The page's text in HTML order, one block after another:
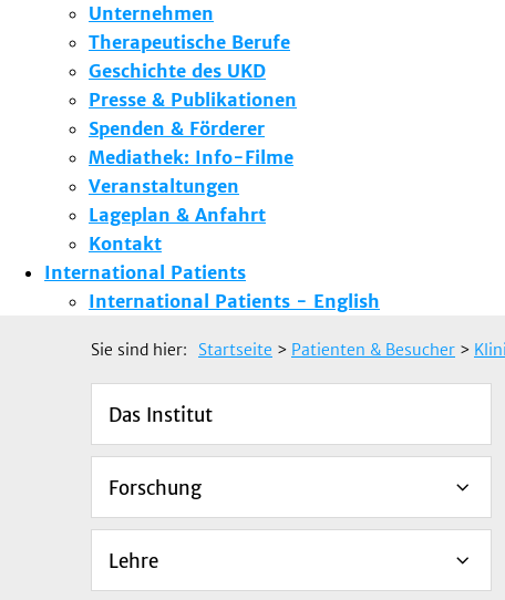
Unternehmen
Therapeutische Berufe
Geschichte des UKD
Presse & Publikationen
Spenden & Förderer
Mediathek: Info-Filme
Veranstaltungen
Lageplan & Anfahrt
Kontakt
International Patients
International Patients - English
Sie sind hier: Startseite > Patienten & Besucher >
Das Institut
Forschung
Lehre